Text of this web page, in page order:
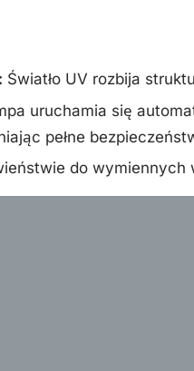
Światło UV rozbija
uruchamia się
pełne
do wymiennych